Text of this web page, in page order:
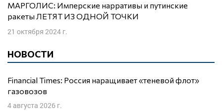
МАРГОЛИС: Имперские нарративы и путинские
ракеты ЛЕТЯТ ИЗ ОДНОЙ ТОЧКИ
21 октября 2024 г.
НОВОСТИ
Financial Times: Россия наращивает «теневой флот»
газовозов
4 августа 2026 г.